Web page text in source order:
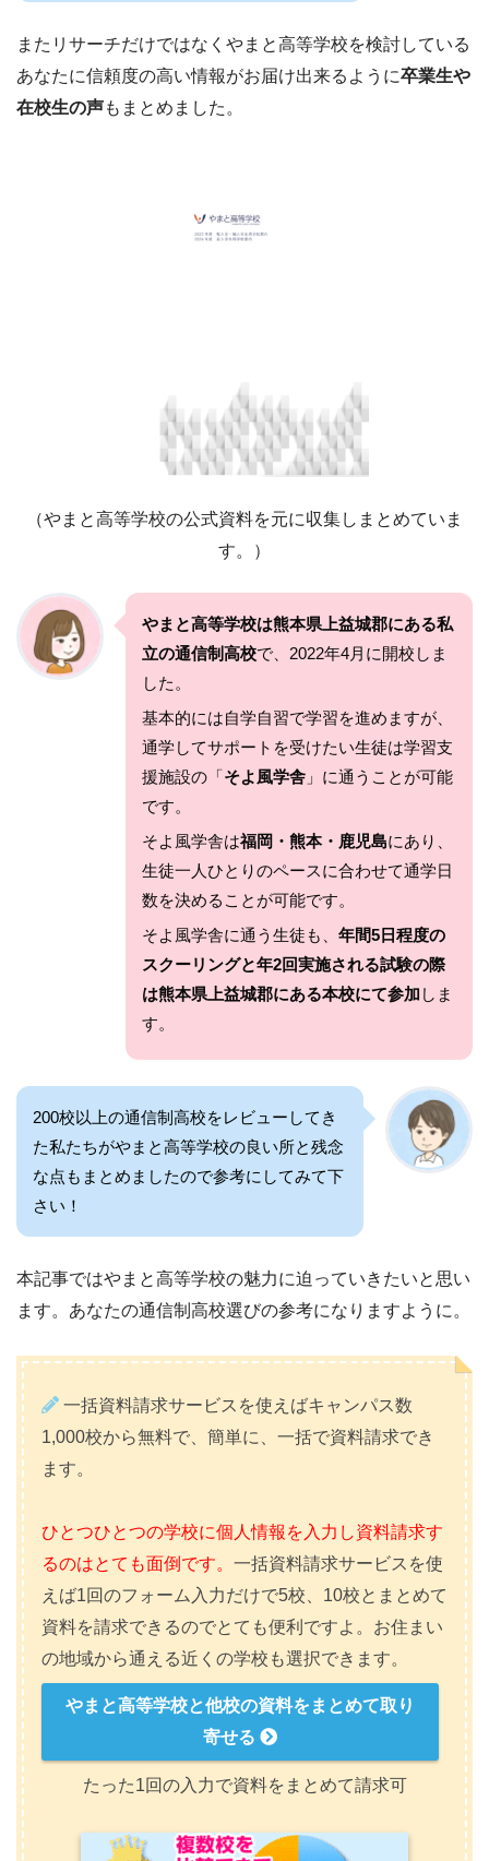
またリサーチだけではなくやまと高等学校を検討している
あなたに信頼度の高い情報がお届け出来るように卒業生や
在校生の声もまとめました。
（やまと高等学校の公式資料を元に収集しまとめていま
す。）
やまと高等学校は熊本県上益城郡にある私
立の通信制高校で、2022年4月に開校しま
した。
基本的には自学自習で学習を進めますが、
通学してサポートを受けたい生徒は学習支
援施設の「そよ風学舎 」に通うことが可能
です。
そよ風学舎は福岡・熊本・鹿児島にあり、
生徒一人ひとりのペースに合わせて通学日
数を決めることが可能です。
そよ風学舎に通う生徒も、 年間5日程度の
スクーリングと年2回実施される試験の際
は熊本県上益城郡にある本校にて参加 しま
す。
200校以上の通信制高校をレビューしてき
た私たちがやまと高等学校の良い所と残念
な点もまとめましたので参考にしてみて下
さい！
本記事ではやまと高等学校の魅力に迫っていきたいと思い
ます。あなたの通信制高校選びの参考になりますように。
一括資料請求サービスを使えばキャンパス数
1,000校から無料で、簡単に、一括で資料請求でき
ます。
ひとつひとつの学校に個人情報を入力し資料請求す
るのはとても面倒です。 一括資料請求サービスを使
えば1回のフォーム入力だけで5校、10校とまとめて
資料を請求できるのでとても便利ですよ。お住まい
の地域から通える近くの学校も選択できます。
やまと高等学校と他校の資料をまとめて取り
寄せる
たった1回の入力で資料をまとめて請求可